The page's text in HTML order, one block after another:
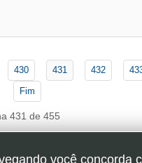
430 431 432
Fim
431 de 455
você concorda